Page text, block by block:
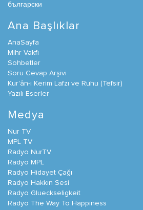
български
Ana Başlıklar
AnaSayfa
Mihr Vakfı
Sohbetler
Soru Cevap Arşivi
Kur'ân-ı Kerim Lafzı ve Ruhu (Tefsir)
Yazılı Eserler
Medya
Nur TV
MPL TV
Radyo NurTV
Radyo MPL
Radyo Hidayet Çağı
Radyo Hakkın Sesi
Radyo Glueckseligkeit
Radyo The Way To Happiness